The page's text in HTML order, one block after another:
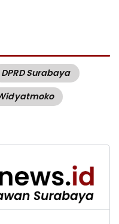
DPRD Surabaya